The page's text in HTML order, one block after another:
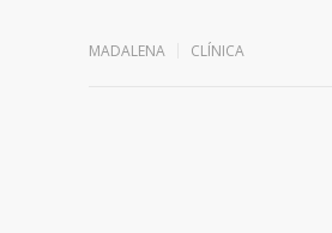
MADALENA CLÍNICA